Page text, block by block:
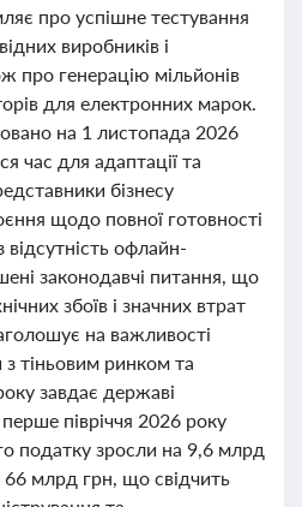
про успішне тестування
виробників і
про генерацію мільйонів
для електронних марок.
на 1 листопада 2026
час для адаптації та
бізнесу
щодо повної готовності
офлайн-
законодавчі питання, що
збоїв і значних втрат
на важливості
тіньовим ринком та
завдає державі
півріччя 2026 року
податку зросли на 9,6 млрд
66 млрд грн, що свідчить